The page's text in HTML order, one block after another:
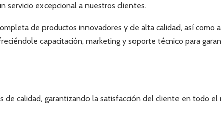
servicio excepcional a nuestros clientes.
de productos innovadores y de alta calidad, así como
capacitación, marketing y soporte técnico para
de calidad, garantizando la satisfacción del cliente en todo el